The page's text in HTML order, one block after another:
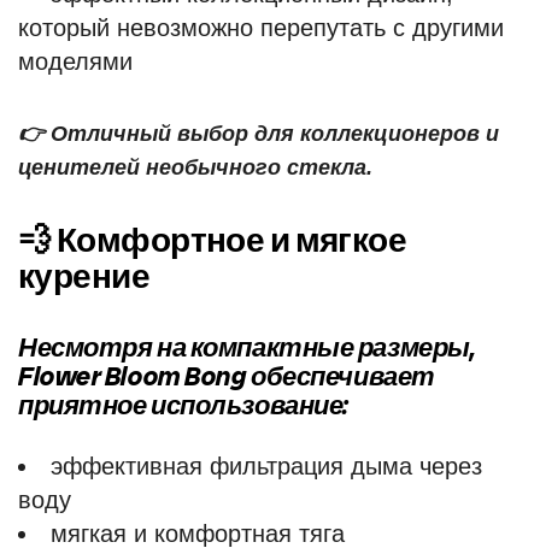
который невозможно перепутать с другими
моделями
👉 Отличный выбор для коллекционеров и
ценителей необычного стекла.
💨 Комфортное и мягкое
курение
Несмотря на компактные размеры,
Flower Bloom Bong обеспечивает
приятное использование:
эффективная фильтрация дыма через
воду
мягкая и комфортная тяга